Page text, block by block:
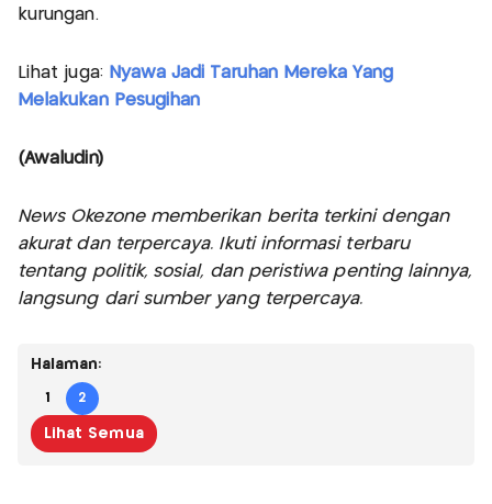
kurungan.
Lihat juga: Nyawa Jadi Taruhan Mereka Yang
Melakukan Pesugihan
(Awaludin)
News Okezone memberikan berita terkini dengan
akurat dan terpercaya. Ikuti informasi terbaru
tentang politik, sosial, dan peristiwa penting lainnya,
langsung dari sumber yang terpercaya.
Halaman:
1 2
Lihat Semua